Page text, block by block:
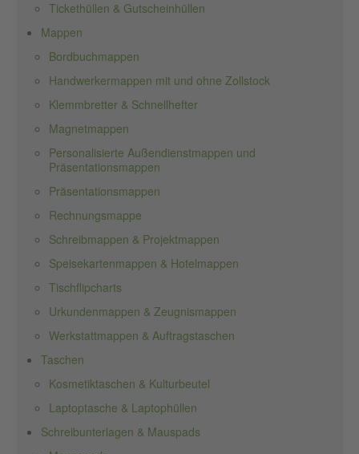
Tickethüllen & Gutscheinhüllen
Mappen
Bordbuchmappen
Handwerkermappen mit und ohne Zollstock
Klemmbretter & Schnellhefter
Magnetmappen
Personalisierte Außendienstmappen und
Präsentationsmappen
Präsentationsmappen
Rechnungsmappe
Schreibmappen & Projektmappen
Speisekartenmappen & Hotelmappen
Tischflipcharts
Urkundenmappen & Zeugnismappen
Werkstattmappen & Auftragstaschen
Taschen
Kosmetiktaschen & Kulturbeutel
Laptoptasche & Laptophüllen
Schreibunterlagen & Mauspads